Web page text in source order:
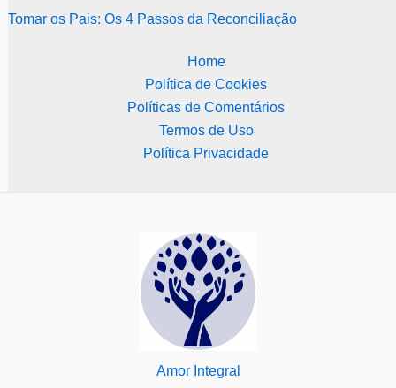
Tomar os Pais: Os 4 Passos da Reconciliação
Home
Política de Cookies
Políticas de Comentários
Termos de Uso
Política Privacidade
Amor Integral